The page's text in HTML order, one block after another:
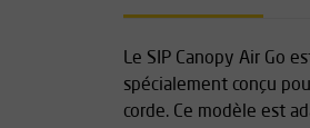
Le SIP Canopy Air Go
spécialement conçu
corde. Ce modèle est